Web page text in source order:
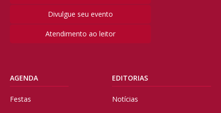
Divulgue seu evento
Atendimento ao leitor
AGENDA
Festas
EDITORIAS
Notícias